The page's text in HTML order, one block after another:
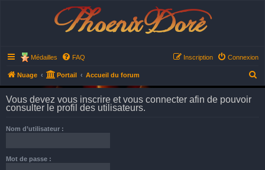
Phoenix Doré
Médailles FAQ Connexion
Inscription
Nuage Portail Accueil du forum
e
Vous devez vous inscrire et vous connecter afin de pouvoir
consulter le profil des utilisateurs.
Nom d’utilisateur :
Mot de passe :